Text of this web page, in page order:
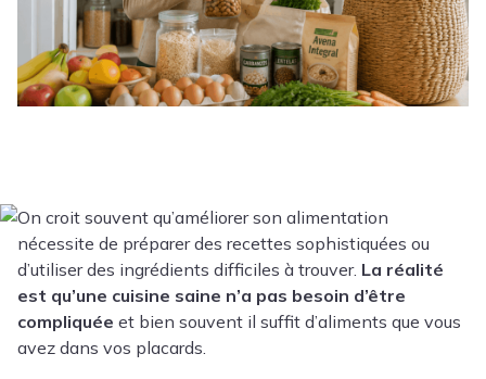
On croit souvent qu’améliorer son alimentation
nécessite de préparer des recettes sophistiquées ou
d’utiliser des ingrédients difficiles à trouver. La réalité
est qu’une cuisine saine n’a pas besoin d’être
compliquée et bien souvent il suffit d’aliments que vous
avez dans vos placards.